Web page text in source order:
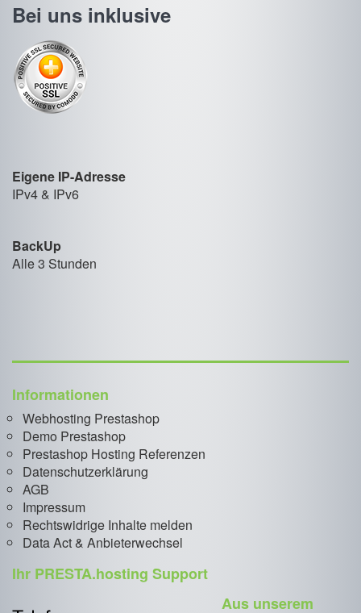
Bei uns inklusive
Eigene IP-Adresse
IPv4 & IPv6
BackUp
Alle 3 Stunden
Informationen
Webhosting Prestashop
Demo Prestashop
Prestashop Hosting Referenzen
Datenschutzerklärung
AGB
Impressum
Rechtswidrige Inhalte melden
Data Act & Anbieterwechsel
Ihr PRESTA.hosting Support
Aus unserem